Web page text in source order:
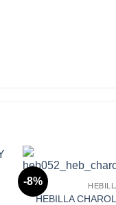
-8%
HEBILLA